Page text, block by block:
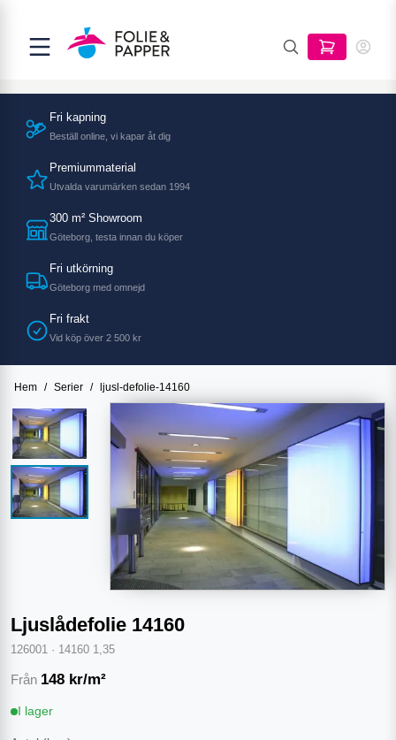
Fri kapning
Beställ online, vi kapar åt dig
Premiummaterial
Utvalda varumärken sedan 1994
300 m² Showroom
Göteborg, testa innan du köper
Fri utkörning
Göteborg med omnejd
Fri frakt
Vid köp över 2 500 kr
Hem / Serier / ljusl-defolie-14160
Ljuslådefolie 14160
126001 · 14160 1,35
Från 148 kr/m²
I lager